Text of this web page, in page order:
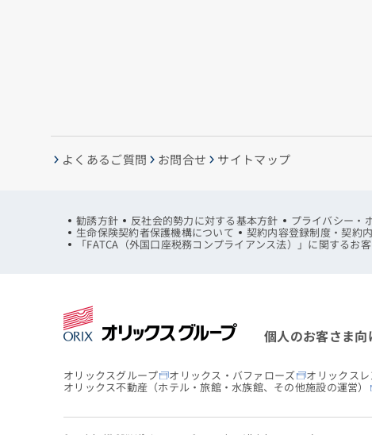
よくあるご質問 お問合せ サイトマップ
勧誘方針 反社会的勢力に対する基本方針 プライバシー・
生命保険契約者保護機構について 契約内容登録制度・契約
「FATCA（外国口座税務コンプライアンス法）」に関するお
個人のお客さま
オリックスグループ オリックス・バファローズ オリックス
オリックス不動産 （ホテル・旅館・水族館、その他施設の運営）